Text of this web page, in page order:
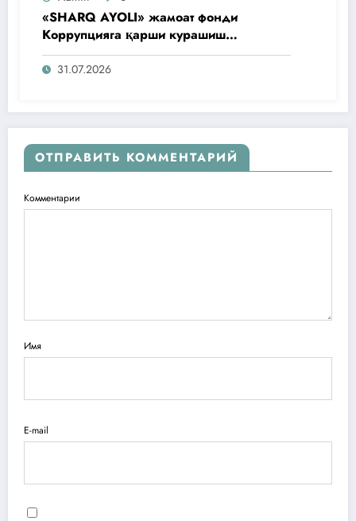
«SHARQ AYOLI» жамоат фонди
Коррупцияга қарши курашиш
агентлигидаги жамоат эшитувида
ташаббусларини тақдим этди
31.07.2026
ОТПРАВИТЬ КОММЕНТАРИЙ
Комментарии
Имя
E-mail